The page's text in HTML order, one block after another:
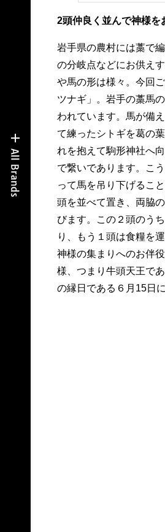
2頭仲良く並んで神様を
岩手県の農村には藁で
の分岐点などにお供え
や馬の形は様々。今回
ツナギ」。岩手の藁馬
われています。馬が備
て練ったシトギを葛の
れを抱えて駒形神社へ
で繋いであります。こ
って馬を吊り下げるこ
頭を並べて置き、両脇
びます。この２頭のう
り、もう１頭は食糧を
神様の集まりへのお伴
様、つまり牛頭天王で
の縁日である６月15日